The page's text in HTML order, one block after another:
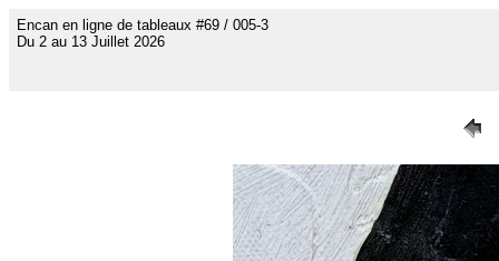
Encan en ligne de tableaux #69 / 005-3
Du 2 au 13 Juillet 2026